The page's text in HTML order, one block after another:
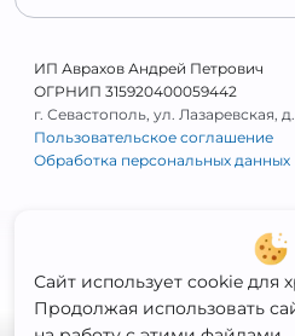
ИП Аврахов Андрей Петрович
ОГРНИП 315920400059442
г. Севастополь, ул. Лазаревская, д.
Пользовательское соглашение
Обработка персональных данных
Сайт использует cookie для
Продолжая использовать